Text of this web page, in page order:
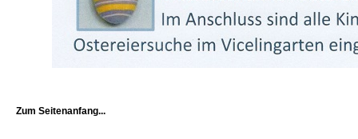
Zum Seitenanfang...